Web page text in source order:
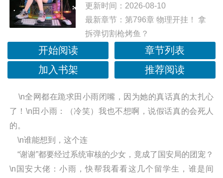
更新时间：2026-08-10
最新章节： 第796章 物理开挂！ 拿
拆弹切割枪烤鱼？
开始阅读
章节列表
加入书架
推荐阅读
\n全网都在跪求田小雨闭嘴，因为她的真话真的太扎心
了！\n田小雨：（冷笑）我也不想啊，说假话真的会死人
的。
\n谁能想到，这个连
“谢谢”都要经过系统审核的少女，竟成了国安局的团宠？
\n国安大佬：小雨，快帮我看看这几个留学生，谁是间